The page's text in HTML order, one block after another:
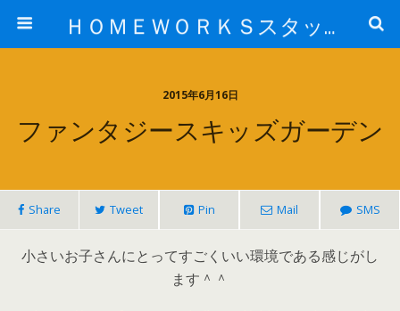
ＨＯＭＥＷＯＲＫＳスタッフ日記ブログ
2015年6月16日
ファンタジースキッズガーデン
Share Tweet Pin Mail SMS
小さいお子さんにとってすごくいい環境である感じがし
ます＾＾